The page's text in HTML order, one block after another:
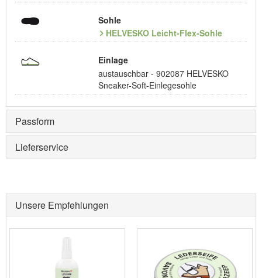
Sohle
HELVESKO Leicht-Flex-Sohle
Einlage
austauschbar - 902087 HELVESKO
Sneaker-Soft-Einlegesohle
Passform
Lieferservice
Unsere Empfehlungen